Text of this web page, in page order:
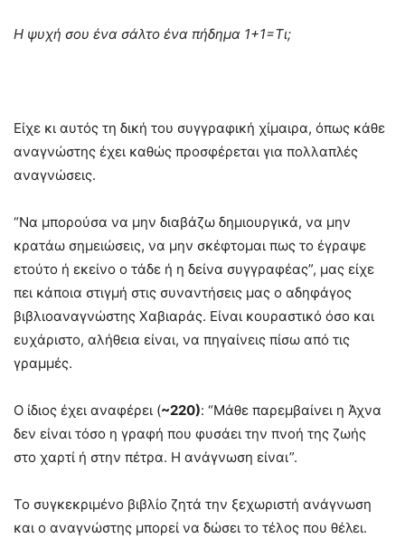
Η ψυχή σου ένα σάλτο ένα πήδημα 1+1=Τι;
Είχε κι αυτός τη δική του συγγραφική χίμαιρα, όπως κάθε
αναγνώστης έχει καθώς προσφέρεται για πολλαπλές
αναγνώσεις.
“Να μπορούσα να μην διαβάζω δημιουργικά, να μην
κρατάω σημειώσεις, να μην σκέφτομαι πως το έγραψε
ετούτο ή εκείνο ο τάδε ή η δείνα συγγραφέας”, μας είχε
πει κάποια στιγμή στις συναντήσεις μας ο αδηφάγος
βιβλιοαναγνώστης Χαβιαράς. Είναι κουραστικό όσο και
ευχάριστο, αλήθεια είναι, να πηγαίνεις πίσω από τις
γραμμές.
Ο ίδιος έχει αναφέρει (~220): “Μάθε παρεμβαίνει η Άχνα
δεν είναι τόσο η γραφή που φυσάει την πνοή της ζωής
στο χαρτί ή στην πέτρα. Η ανάγνωση είναι”.
Το συγκεκριμένο βιβλίο ζητά την ξεχωριστή ανάγνωση
και ο αναγνώστης μπορεί να δώσει το τέλος που θέλει.